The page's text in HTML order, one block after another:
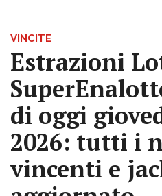
VINCITE
Estrazioni
di oggi
2026: tutti i
vincenti e